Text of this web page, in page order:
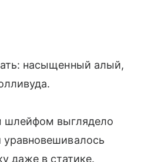
насыщенный алый,
шлейфом выглядело
даже в статике.